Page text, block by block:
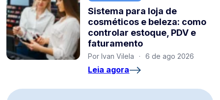
Sistema para loja de
cosméticos e beleza: como
controlar estoque, PDV e
faturamento
Por Ivan Vilela · 6 de ago 2026
Leia agora